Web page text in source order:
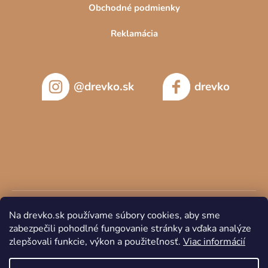
Na drevko.sk používame súbory cookies, aby sme
zabezpečili pohodlné fungovanie stránky a vďaka analýze
zlepšovali funkcie, výkon a použiteľnosť. Viac informácií
Obchodné podmienky
Reklamácia
@drevko.sk drevko